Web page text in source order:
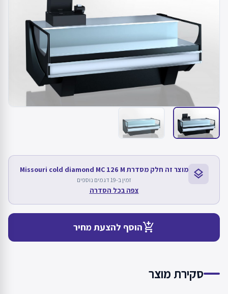
layers מוצר זה חלק מסדרת Missouri cold diamond MC 126 M
זמין ב-19 דגמים נוספים
צפה בכל הסדרה
add_shopping_cartהוסף להצעת מחיר
סקירת מוצר